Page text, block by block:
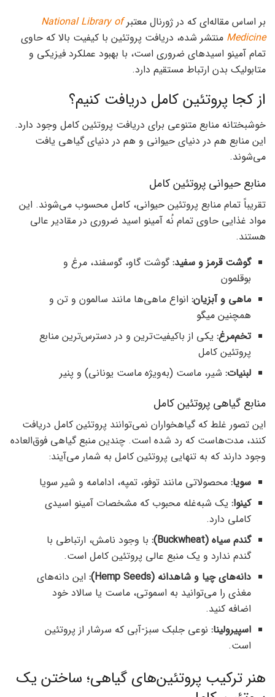
بر اساس مقاله‌ای که در ژورنال معتبرNational Library of
Medicine منتشر شده، دریافت پروتئین با کیفیت بالا که حاوی
تمام آمینو اسیدهای ضروری است، با بهبود عملکرد فیزیکی و
متابولیک بدن ارتباط مستقیم دارد.
از کجا پروتئین کامل دریافت کنیم؟
خوشبختانه منابع متنوعی برای دریافت پروتئین کامل وجود دارد.
این منابع هم در دنیای حیوانی و هم در دنیای گیاهی یافت
می‌شوند.
منابع حیوانی پروتئین کامل
تقریباً تمام منابع پروتئین حیوانی، کامل محسوب می‌شوند. این
مواد غذایی حاوی تمام نُه آمینو اسید ضروری در مقادیر عالی
هستند.
گوشت قرمز و سفید:گوشت گاو، گوسفند، مرغ و
بوقلمون
ماهی و آبزیان: انواع ماهی‌ها مانند سالمون و تن و
همچنین میگو
تخم‌مرغ: یکی از باکیفیت‌ترین و در دسترس‌ترین منابع
پروتئین کامل
لبنیات: شیر، ماست (به‌ویژه ماست یونانی) و پنیر
منابع گیاهی پروتئین کامل
این تصور غلط که گیاهخواران نمی‌توانند پروتئین کامل دریافت
کنند، مدت‌هاست که رد شده است. چندین منبع گیاهی فوق‌العاده
وجود دارند که به تنهایی پروتئین کامل به شمار می‌آیند:
سویا: محصولاتی مانند توفو، تمپه، ادامامه و شیر سویا
کینوا: یک شبه‌غله محبوب که مشخصات آمینو اسیدی
کاملی دارد.
گندم سیاه (Buckwheat):
با وجود نامش، ارتباطی با
گندم ندارد و یک منبع عالی پروتئین کامل است.
دانه‌های چیا و شاهدانه (Hemp Seeds):
این دانه‌های
مغذی را می‌توانید به اسموتی، ماست یا سالاد خود
اضافه کنید.
اسپیرولینا: نوعی جلبک سبز-آبی که سرشار از پروتئین
است.
هنر ترکیب پروتئین‌های گیاهی؛ ساختن یک